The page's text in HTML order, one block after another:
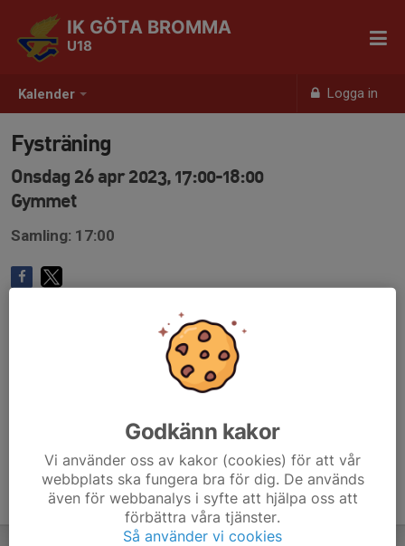
Kalender Logga in
IK GÖTA BROMMA
U18
Fysträning
Onsdag 26 apr 2023, 17:00-18:00
Gymmet
Samling: 17:00
Godkänn kakor
Vi använder oss av kakor (cookies) för att vår
webbplats ska fungera bra för dig. De används
även för webbanalys i syfte att hjälpa oss att
förbättra våra tjänster.
Så använder vi cookies